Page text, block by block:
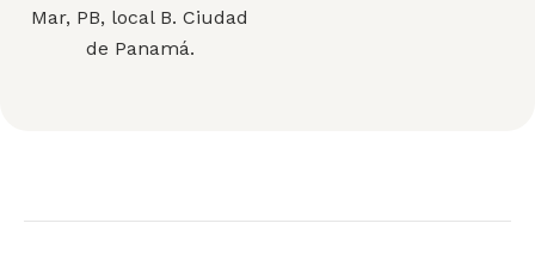
Mar, PB, local B. Ciudad
de Panamá.